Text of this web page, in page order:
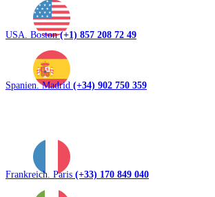
USA. Boston(+1) 857 208 72 49
Spanien. Madrid (+34) 902 750 359
Frankreich. Paris (+33) 170 849 040